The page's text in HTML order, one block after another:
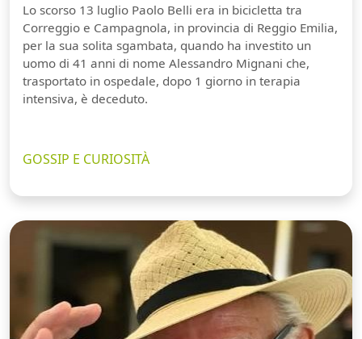
Lo scorso 13 luglio Paolo Belli era in bicicletta tra
Correggio e Campagnola, in provincia di Reggio Emilia,
per la sua solita sgambata, quando ha investito un
uomo di 41 anni di nome Alessandro Mignani che,
trasportato in ospedale, dopo 1 giorno in terapia
intensiva, è deceduto.
GOSSIP E CURIOSITÀ